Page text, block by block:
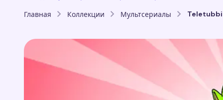
Главная Коллекции Мультсериалы